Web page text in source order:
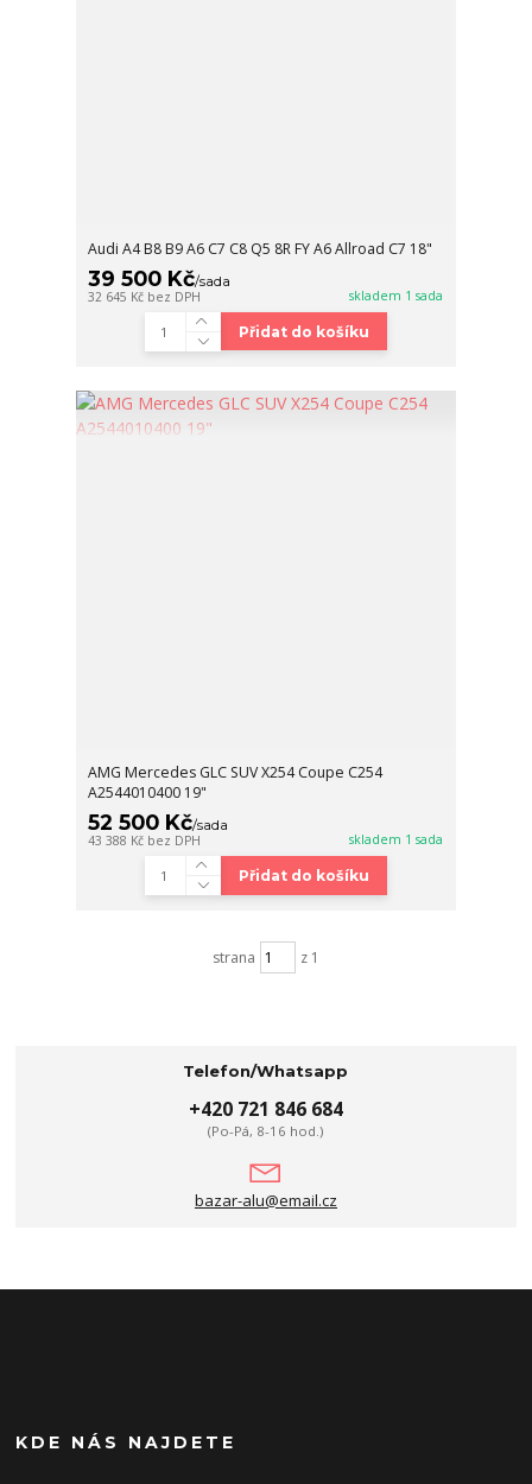
Audi A4 B8 B9 A6 C7 C8 Q5 8R FY A6 Allroad C7 18"
39 500 Kč/sada
32 645 Kč bez DPH skladem 1 sada
Přidat do košíku
AMG Mercedes GLC SUV X254 Coupe C254
A2544010400 19"
52 500 Kč/sada
43 388 Kč bez DPH skladem 1 sada
Přidat do košíku
strana z 1
Telefon/Whatsapp
+420 721 846 684
(Po-Pá, 8-16 hod.)
bazar-alu@email.cz
KDE NÁS NAJDETE